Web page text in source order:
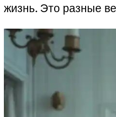
жизнь. Это разные